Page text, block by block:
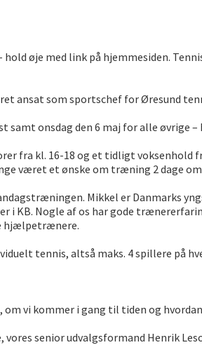
øje med link på hjemmesiden.
ansat som sportschef for Øresund
onsdag den 6 maj for alle øvrige
fra kl. 16-18 og et tidligt voksenhold
været et ønske om træning 2 dage
Mikkel er Danmarks
i KB. Nogle af os har gode
hjælpetrænere.
tennis, altså maks. 4 spillere på
vi kommer i gang til tiden og
senior udvalgsformand Henrik